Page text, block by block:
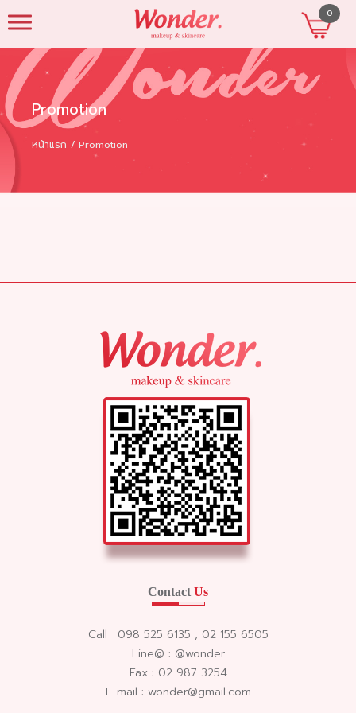
0
Promotion
หน้าแรก Promotion
Contact Us
Call : 098 525 6135 , 02 155 6505
Line@ : @wonder
Fax : 02 987 3254
E-mail : wonder@gmail.com